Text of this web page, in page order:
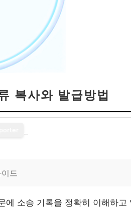
복사와 발급방법
드
에 소송 기록을 정확히 이해하고